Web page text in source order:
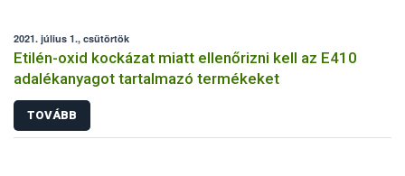
2021. július 1., csütörtök
Etilén-oxid kockázat miatt ellenőrizni kell az E410
adalékanyagot tartalmazó termékeket
TOVÁBB